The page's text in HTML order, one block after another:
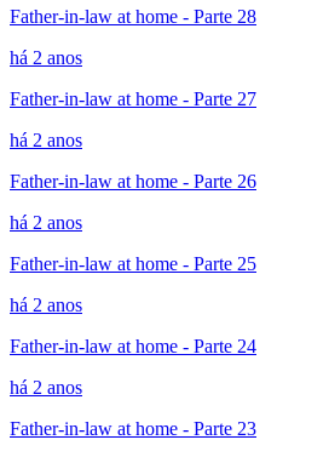
Father-in-law at home - Parte 28
há 2 anos
Father-in-law at home - Parte 27
há 2 anos
Father-in-law at home - Parte 26
há 2 anos
Father-in-law at home - Parte 25
há 2 anos
Father-in-law at home - Parte 24
há 2 anos
Father-in-law at home - Parte 23